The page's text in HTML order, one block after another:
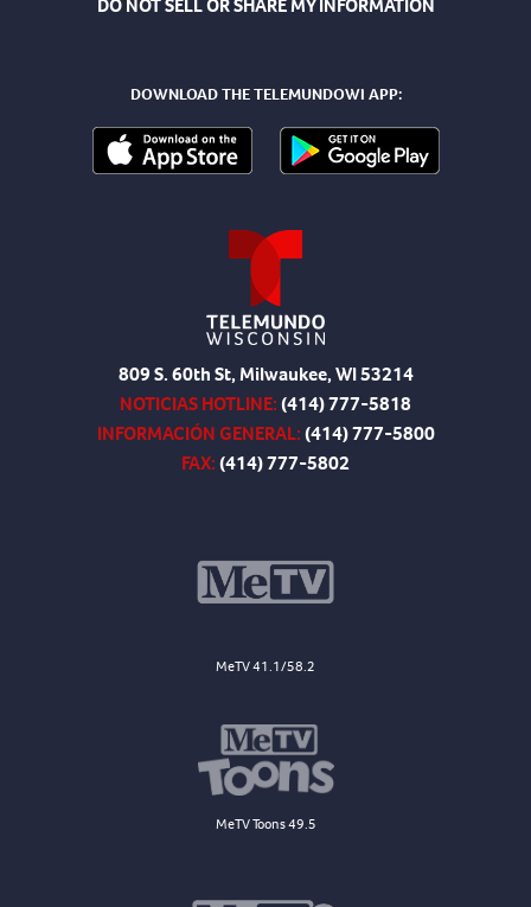
DO NOT SELL OR SHARE MY INFORMATION
DOWNLOAD THE TELEMUNDOWI APP:
809 S. 60th St, Milwaukee, WI 53214
NOTICIAS HOTLINE:(414) 777-5818
INFORMACIÓN GENERAL:(414) 777-5800
FAX:(414) 777-5802
MeTV 41.1/58.2
MeTV Toons 49.5